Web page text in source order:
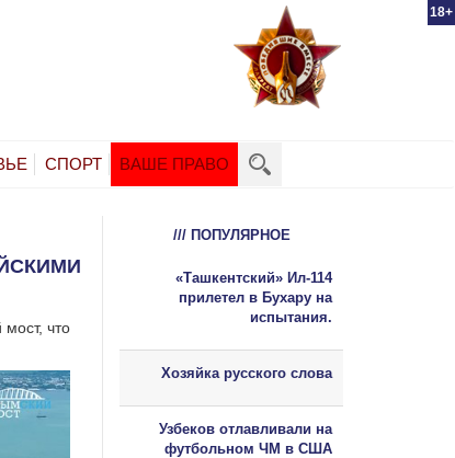
18+
СПОРТ ВАШЕ ПРАВО
что
/// ПОПУЛЯРНОЕ
«Ташкентский» Ил-114
прилетел в Бухару на
испытания.
Хозяйка русского слова
Узбеков отлавливали на
футбольном ЧМ в США